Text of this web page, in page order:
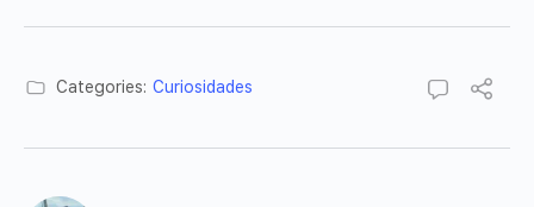
Categories: Curiosidades